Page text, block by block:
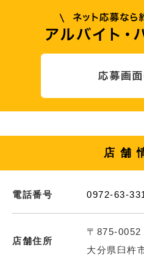
店舗
電話番号 0972-63-
店舗住所
〒875-0052
大分県臼杵